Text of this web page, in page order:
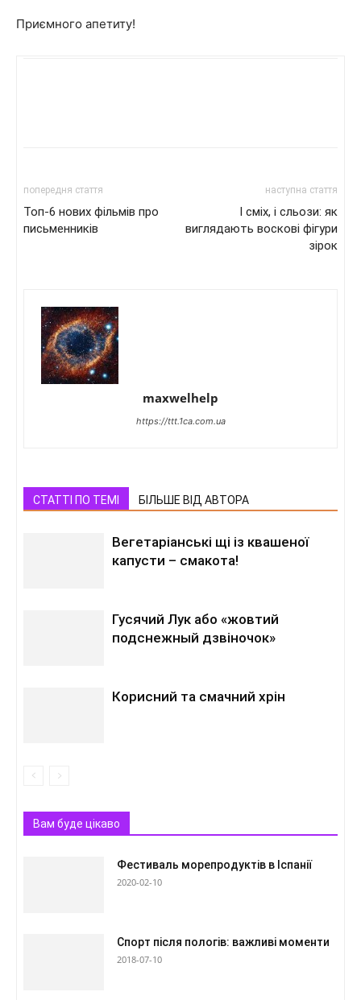
Приємного апетиту!
попередня стаття
Топ-6 нових фільмів про
письменників
наступна стаття
І сміх, і сльози: як
виглядають воскові фігури
зірок
maxwelhelp
https://ttt.1ca.com.ua
СТАТТІ ПО ТЕМІ БІЛЬШЕ ВІД АВТОРА
Вегетаріанські щі із квашеної
капусти – смакота!
Гусячий Лук або «жовтий
подснежный дзвіночок»
Корисний та смачний хрін
Вам буде цікаво
Фестиваль морепродуктів в Іспанії
2020-02-10
Спорт після пологів: важливі моменти
2018-07-10